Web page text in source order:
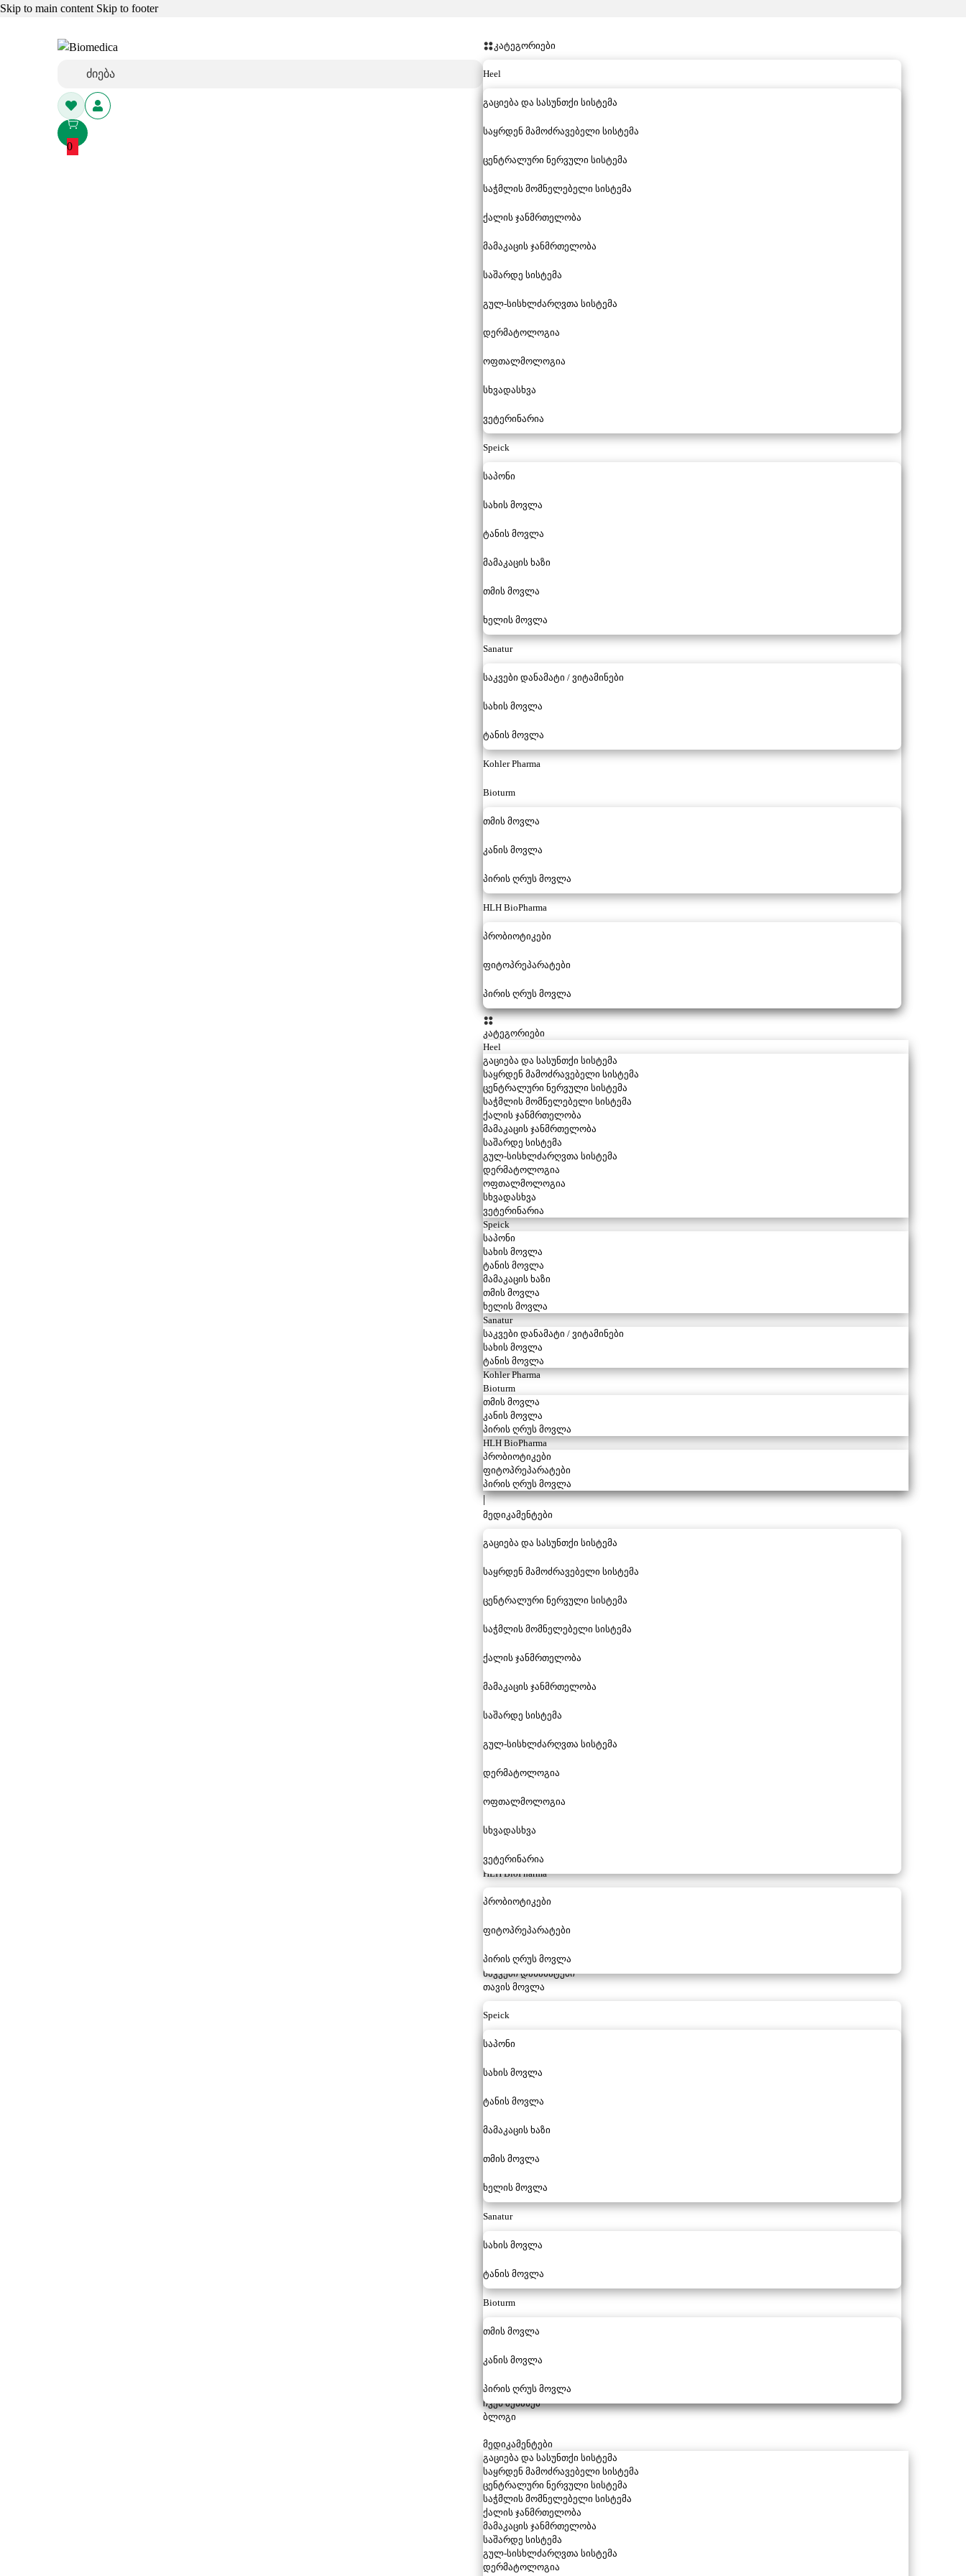
Skip to main content Skip to footer
0
კატეგორიები
Heel
გაციება და სასუნთქი სისტემა
საყრდენ მამოძრავებელი სისტემა
ცენტრალური ნერვული სისტემა
საჭმლის მომნელებელი სისტემა
ქალის ჯანმრთელობა
მამაკაცის ჯანმრთელობა
საშარდე სისტემა
გულ-სისხლძარღვთა სისტემა
დერმატოლოგია
ოფთალმოლოგია
სხვადასხვა
ვეტერინარია
Speick
საპონი
სახის მოვლა
ტანის მოვლა
მამაკაცის ხაზი
თმის მოვლა
ხელის მოვლა
Sanatur
საკვები დანამატი / ვიტამინები
სახის მოვლა
ტანის მოვლა
Kohler Pharma
Bioturm
თმის მოვლა
კანის მოვლა
პირის ღრუს მოვლა
HLH BioPharma
პრობიოტიკები
ფიტოპრეპარატები
პირის ღრუს მოვლა
კატეგორიები
Heel
გაციება და სასუნთქი სისტემა
საყრდენ მამოძრავებელი სისტემა
ცენტრალური ნერვული სისტემა
საჭმლის მომნელებელი სისტემა
ქალის ჯანმრთელობა
მამაკაცის ჯანმრთელობა
საშარდე სისტემა
გულ-სისხლძარღვთა სისტემა
დერმატოლოგია
ოფთალმოლოგია
სხვადასხვა
ვეტერინარია
Speick
საპონი
სახის მოვლა
ტანის მოვლა
მამაკაცის ხაზი
თმის მოვლა
ხელის მოვლა
Sanatur
საკვები დანამატი / ვიტამინები
სახის მოვლა
ტანის მოვლა
Kohler Pharma
Bioturm
თმის მოვლა
კანის მოვლა
პირის ღრუს მოვლა
HLH BioPharma
პრობიოტიკები
ფიტოპრეპარატები
პირის ღრუს მოვლა
|
მედიკამენტები
გაციება და სასუნთქი სისტემა
საყრდენ მამოძრავებელი სისტემა
ცენტრალური ნერვული სისტემა
საჭმლის მომნელებელი სისტემა
ქალის ჯანმრთელობა
მამაკაცის ჯანმრთელობა
საშარდე სისტემა
გულ-სისხლძარღვთა სისტემა
დერმატოლოგია
ოფთალმოლოგია
სხვადასხვა
ვეტერინარია
HLH BioPharma
პრობიოტიკები
ფიტოპრეპარატები
პირის ღრუს მოვლა
საკვები დანამატები
თავის მოვლა
Speick
საპონი
სახის მოვლა
ტანის მოვლა
მამაკაცის ხაზი
თმის მოვლა
ხელის მოვლა
Sanatur
სახის მოვლა
ტანის მოვლა
Bioturm
თმის მოვლა
კანის მოვლა
პირის ღრუს მოვლა
ჩვენ შესახებ
ბლოგი
მედიკამენტები
გაციება და სასუნთქი სისტემა
საყრდენ მამოძრავებელი სისტემა
ცენტრალური ნერვული სისტემა
საჭმლის მომნელებელი სისტემა
ქალის ჯანმრთელობა
მამაკაცის ჯანმრთელობა
საშარდე სისტემა
გულ-სისხლძარღვთა სისტემა
დერმატოლოგია